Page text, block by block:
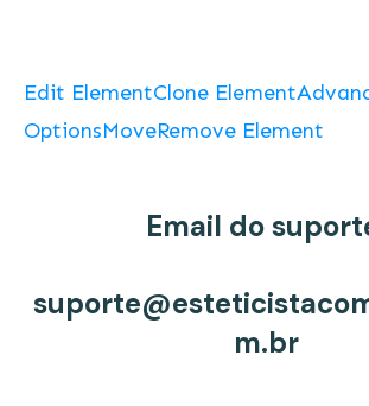
Edit ElementClone Element
OptionsMoveRemove Element
Email do
m.br